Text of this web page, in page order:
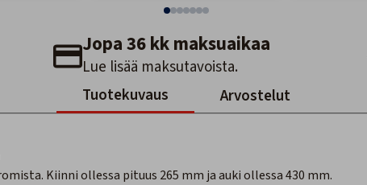
Jopa 36 kk maksuaikaa
Lue lisää maksutavoista.
Tuotekuvaus
Arvostelut
Kiinni ollessa pituus 265 mm ja auki ollessa 430 mm.